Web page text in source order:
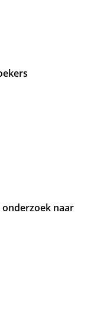
onderzoek naar